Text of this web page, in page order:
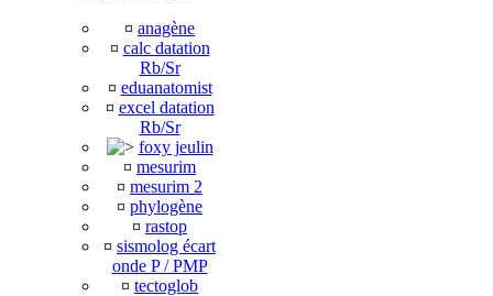
¤ anagène
¤ calc datation
Rb/Sr
¤ eduanatomist
¤ excel datation
Rb/Sr
foxy jeulin
¤ mesurim
¤ mesurim 2
¤ phylogène
¤ rastop
¤ sismolog écart
onde P / PMP
¤ tectoglob